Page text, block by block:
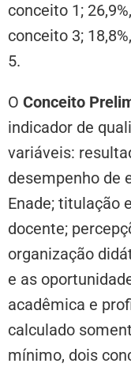
conceito 1;
conceito 3;
5.
O Conceito
indicador de
variáveis:
desempenho de
Enade; titulação
docente;
organização
e as
acadêmica e
calculado
mínimo, dois